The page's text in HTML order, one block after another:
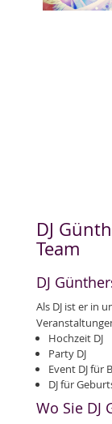
DJ
Team
DJ
Als DJ ist er in
Hochzeit DJ
Party DJ
Event DJ für
DJ für
Wo Sie DJ